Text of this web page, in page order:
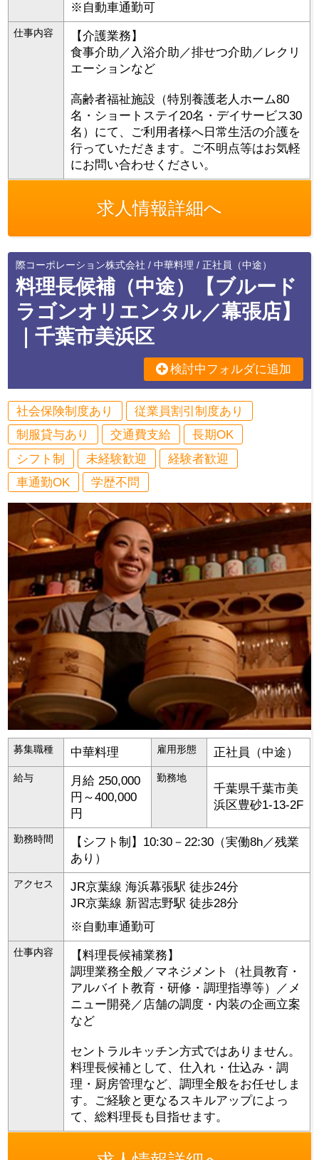
※自動車通勤可
仕事内容
【介護業務】
食事介助／入浴介助／排せつ介助／レクリ
エーションなど
高齢者福祉施設（特別養護老人ホーム80
名・ショートステイ20名・デイサービス30
名）にて、ご利用者様へ日常生活の介護を
行っていただきます。ご不明点等はお気軽
にお問い合わせください。
求人情報詳細へ
際コーポレーション株式会社 / 中華料理 / 正社員（中途）
料理長候補（中途）【ブルード
ラゴンオリエンタル／幕張店】
｜千葉市美浜区
検討中フォルダに追加
社会保険制度あり
従業員割引制度あり
制服貸与あり
交通費支給
長期OK
シフト制
未経験歓迎
経験者歓迎
車通勤OK
学歴不問
募集職種 中華料理 雇用形態 正社員（中途）
給与
月給 250,000
円～400,000
円
勤務地
千葉県千葉市美
浜区 豊砂1-13-2F
勤務時間
【シフト制】10:30－22:30（実働8h／残業
あり）
アクセス
JR京葉線 海浜幕張駅 徒歩24分
JR京葉線 新習志野駅 徒歩28分
※自動車通勤可
仕事内容
【料理長候補業務】
調理業務全般／マネジメント（社員教育・
アルバイト教育・研修・調理指導等）／メ
ニュー開発／店舗の調度・内装の企画立案
など
セントラルキッチン方式ではありません。
料理長候補として、仕入れ・仕込み・調
理・厨房管理など、調理全般をお任せしま
す。ご経験と更なるスキルアップによっ
て、総料理長も目指せます。